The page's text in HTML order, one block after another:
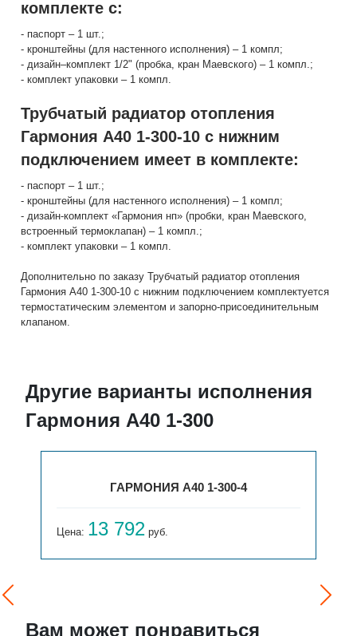
комплекте с:
- паспорт – 1 шт.;
- кронштейны (для настенного исполнения) – 1 компл;
- дизайн–комплект 1/2" (пробка, кран Маевского) – 1 компл.;
- комплект упаковки – 1 компл.
Трубчатый радиатор отопления
Гармония А40 1-300-10 с нижним
подключением имеет в комплекте:
- паспорт – 1 шт.;
- кронштейны (для настенного исполнения) – 1 компл;
- дизайн-комплект «Гармония нп» (пробки, кран Маевского,
встроенный термоклапан) – 1 компл.;
- комплект упаковки – 1 компл.
Дополнительно по заказу Трубчатый радиатор отопления
Гармония А40 1-300-10 с нижним подключением комплектуется
термостатическим элементом и запорно-присоединительным
клапаном.
Другие варианты исполнения
Гармония А40 1-300
ГАРМОНИЯ А40 1-300-4
Цена: 13 792 руб.
Вам может понравиться